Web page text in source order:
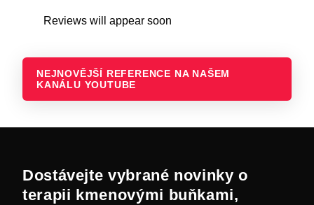
Reviews will appear soon
NEJNOVĚJŠÍ REFERENCE NA NAŠEM
KANÁLU YOUTUBE
Dostávejte vybrané novinky o
terapii kmenovými buňkami,